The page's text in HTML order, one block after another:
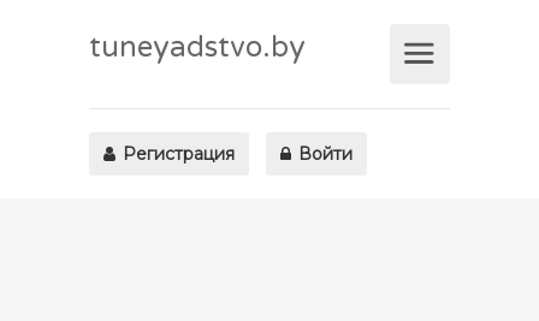
tuneyadstvo.by
Регистрация Войти